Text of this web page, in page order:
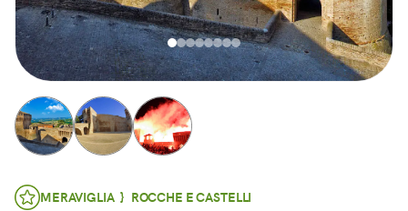
MERAVIGLIA } ROCCHE E CASTELLI